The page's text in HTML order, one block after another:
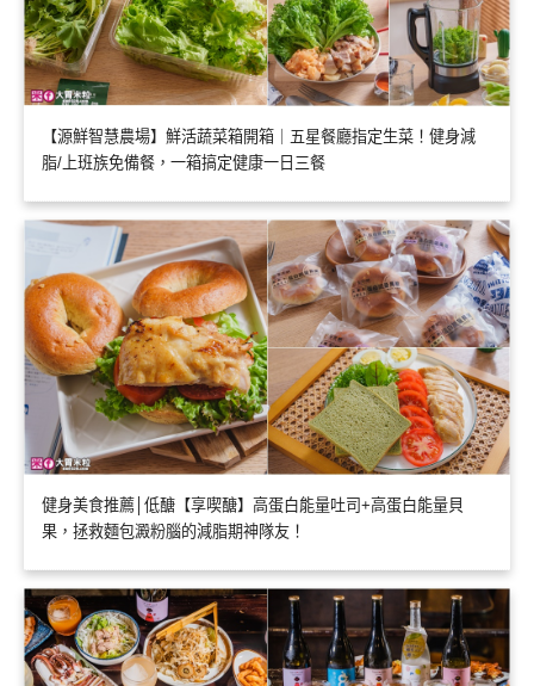
【源鮮智慧農場】鮮活蔬菜箱開箱｜五星餐廳指定生菜！健身減
脂/上班族免備餐，一箱搞定健康一日三餐
健身美食推薦│低醣【享喫醣】高蛋白能量吐司+高蛋白能量貝
果，拯救麵包澱粉腦的減脂期神隊友！